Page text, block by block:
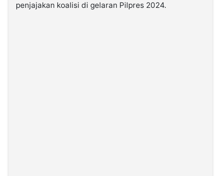
penjajakan koalisi di gelaran Pilpres 2024.